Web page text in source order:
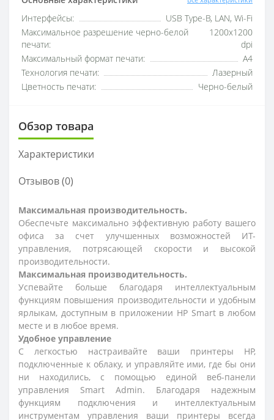
Интерфейсы:
USB Type-B, LAN, Wi-Fi
Максимальное разрешение черно-белой
печати:
1200x1200
dpi
Максимальный формат печати:
A4
Технология печати:
Лазерный
Цветность печати:
Черно-белый
Обзор товара
Характеристики
Отзывов (0)
Максимальная производительность.
Обеспечьте максимально эффективную работу вашего
офиса за счет улучшенных возможностей ИТ-
управления, потрясающей скорости и высокой
производительности.
Максимальная производительность.
Успевайте больше благодаря интеллектуальным
функциям повышения производительности и удобным
ярлыкам, доступным в приложении HP Smart в любом
месте и в любое время.
Удобное управление
С легкостью настраивайте ваши принтеры HP,
подключенные к облаку, и управляйте ими, где бы они
ни находились, с помощью единой веб-панели
управления Smart Admin. Благодаря надежным
функциям подключения и интеллектуальным
инструментам управления ваши принтеры всегда